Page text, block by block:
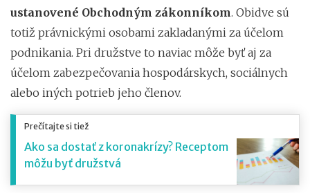
ustanovené Obchodným zákonníkom. Obidve sú
totiž právnickými osobami zakladanými za účelom
podnikania. Pri družstve to naviac môže byť aj za
účelom zabezpečovania hospodárskych, sociálnych
alebo iných potrieb jeho členov.
Prečítajte si tiež
Ako sa dostať z koronakrízy? Receptom
môžu byť družstvá